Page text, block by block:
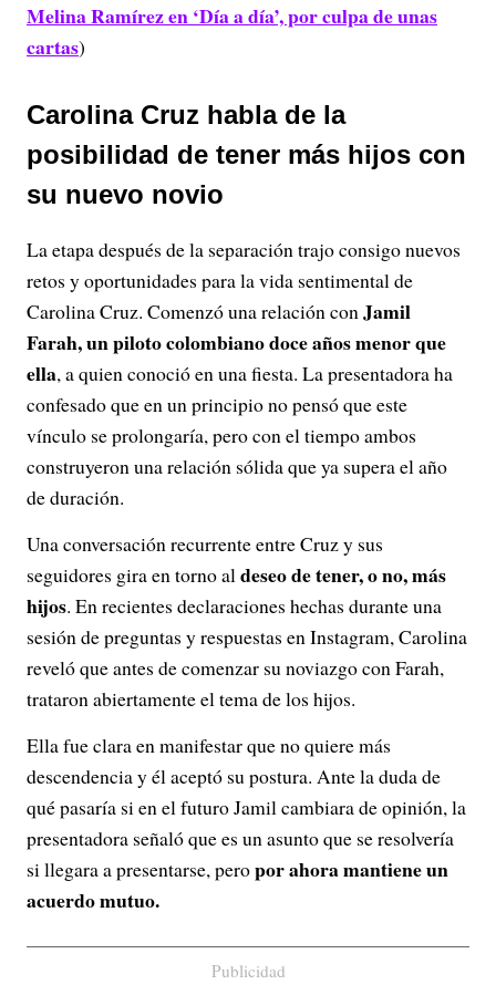
Melina Ramírez en ‘Día a día’, por culpa de unas
cartas)
Carolina Cruz habla de la
posibilidad de tener más hijos con
su nuevo novio
La etapa después de la separación trajo consigo nuevos
retos y oportunidades para la vida sentimental de
Carolina Cruz. Comenzó una relación conJamil
Farah, un piloto colombiano doce años menor que
ella, a quien conoció en una fiesta. La presentadora ha
confesado que en un principio no pensó que este
vínculo se prolongaría, pero con el tiempo ambos
construyeron una relación sólida que ya supera el año
de duración.
Una conversación recurrente entre Cruz y sus
seguidores gira en torno aldeseo de tener, o no, más
hijos. En recientes declaraciones hechas durante una
sesión de preguntas y respuestas en Instagram, Carolina
reveló que antes de comenzar su noviazgo con Farah,
trataron abiertamente el tema de los hijos.
Ella fue clara en manifestar que no quiere más
descendencia y él aceptó su postura. Ante la duda de
qué pasaría si en el futuro Jamil cambiara de opinión, la
presentadora señaló que es un asunto que se resolvería
si llegara a presentarse, peropor ahora mantiene un
acuerdo mutuo.
Publicidad